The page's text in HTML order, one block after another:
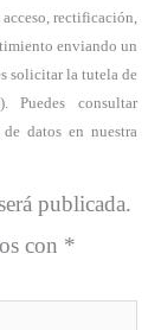
rectificación,
enviando un
solicitar la tutela de
Puedes consultar
datos en nuestra
publicada.
con *